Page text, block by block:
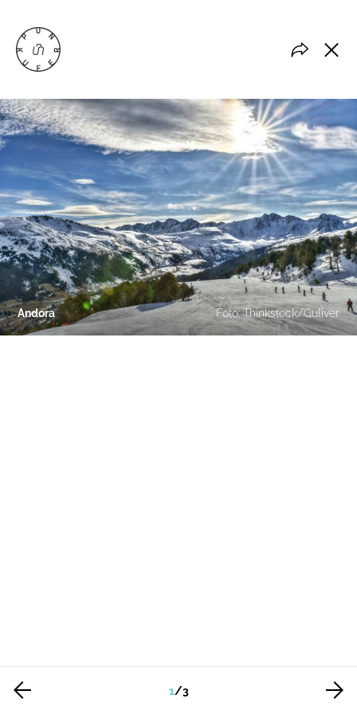
Andora Foto: Thinkstock/Guliver
1/3